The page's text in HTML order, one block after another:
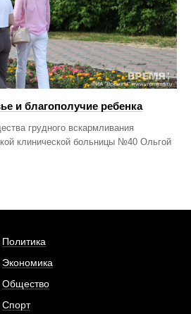
и благополучие ребенка
грудного вскармливания
клинической больницы №40 Ольгой
Политика
Экономика
Общество
Спорт